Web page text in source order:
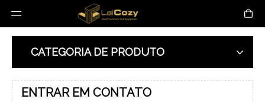
CATEGORIA DE PRODUTO
ENTRAR EM CONTATO